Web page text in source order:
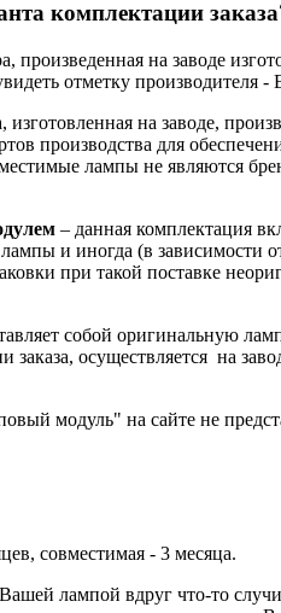
комплектации
произведенная на заводе
отметку производителя
изготовленная на заводе,
производства для
лампы не являются
– данная комплектация
и иногда (в зависимости
при такой поставке
собой оригинальную
осуществляется на
модуль" на сайте не
совместимая - 3 месяца.
лампой вдруг что-то